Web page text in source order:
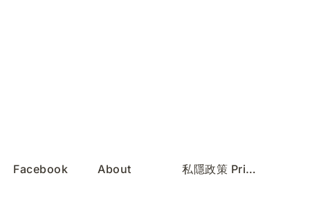
Facebook
About
私隱政策 Privacy Policy